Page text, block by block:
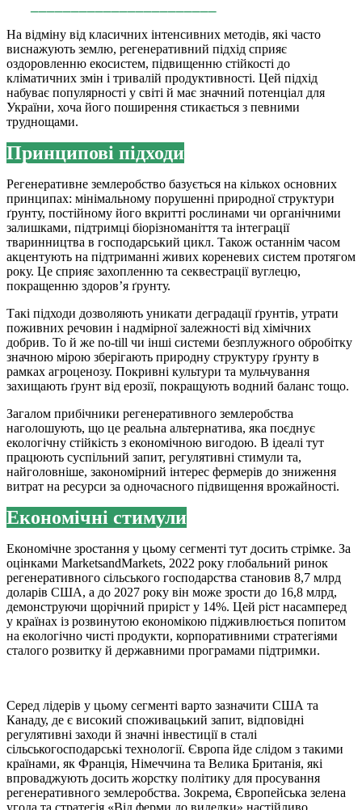
На відміну від класичних інтенсивних методів, які часто
виснажують землю, регенеративний підхід сприяє
оздоровленню екосистем, підвищенню стійкості до
кліматичних змін і тривалій продуктивності. Цей підхід
набуває популярності у світі й має значний потенціал для
України, хоча його поширення стикається з певними
труднощами.
Принципові підходи
Регенеративне землеробство базується на кількох основних
принципах: мінімальному порушенні природної структури
ґрунту, постійному його вкритті рослинами чи органічними
залишками, підтримці біорізноманіття та інтеграції
тваринництва в господарський цикл. Також останнім часом
акцентують на підтриманні живих кореневих систем протягом
року. Це сприяє захопленню та секвестрації вуглецю,
покращенню здоров’я ґрунту.
Такі підходи дозволяють уникати деградації ґрунтів, утрати
поживних речовин і надмірної залежності від хімічних
добрив. То й же no-till чи інші системи безплужного обробітку
значною мірою зберігають природну структуру ґрунту в
рамках агроценозу. Покривні культури та мульчування
захищають ґрунт від ерозії, покращують водний баланс тощо.
Загалом прибічники регенеративного землеробства
наголошують, що це реальна альтернатива, яка поєднує
екологічну стійкість з економічною вигодою. В ідеалі тут
працюють суспільний запит, регулятивні стимули та,
найголовніше, закономірний інтерес фермерів до зниження
витрат на ресурси за одночасного підвищення врожайності.
Економічні стимули
Економічне зростання у цьому сегменті тут досить стрімке. За
оцінками MarketsandMarkets, 2022 року глобальний ринок
регенеративного сільського господарства становив 8,7 млрд
доларів США, а до 2027 року він може зрости до 16,8 млрд,
демонструючи щорічний приріст у 14%. Цей ріст насамперед
у країнах із розвинутою економікою підживлюється попитом
на екологічно чисті продукти, корпоративними стратегіями
сталого розвитку й державними програмами підтримки.
Серед лідерів у цьому сегменті варто зазначити США та
Канаду, де є високий споживацький запит, відповідні
регулятивні заходи й значні інвестиції в сталі
сільськогосподарські технології. Європа йде слідом з такими
країнами, як Франція, Німеччина та Велика Британія, які
впроваджують досить жорстку політику для просування
регенеративного землеробства. Зокрема, Європейська зелена